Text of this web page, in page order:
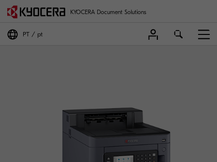
KYOCERA Document Solutions
PT pt